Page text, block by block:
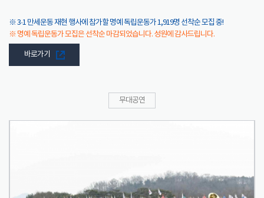
※ 3·1 만세운동 재현 행사에 참가할 명예 독립운동가 1,919명 선착순 모집 중!
※ 명예 독립운동가 모집은 선착순 마감되었습니다. 성원에 감사드립니다.
바로가기
무대공연